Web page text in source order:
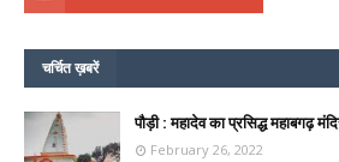
चर्चित ख़बरें
पौड़ी : महादेव का प्रसिद्ध महाबगढ़
February 26, 2022